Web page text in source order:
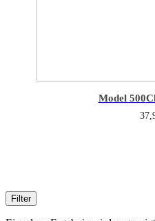
Model 500
Filter